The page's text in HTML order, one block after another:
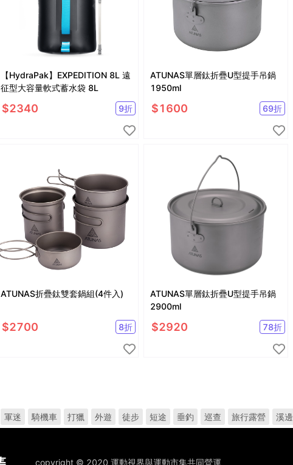
【HydraPak】EXPEDITION 8L 遠
征型大容量軟式蓄水袋 8L
$2340 9折
ATUNAS單層鈦折疊U型提手吊鍋
1950ml
$1600 69折
ATUNAS折疊鈦雙套鍋組(4件入)
$2700 8折
ATUNAS單層鈦折疊U型提手吊鍋
2900ml
$2920 78折
軍迷 騎機車 打獵 外遊 徒步 短途 垂釣 巡查 旅行露營 溪邊
copyright © 2020 運動視界與運動市集共同營運